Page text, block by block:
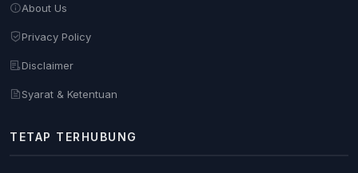
About Us
Privacy Policy
Disclaimer
Syarat & Ketentuan
TETAP TERHUBUNG